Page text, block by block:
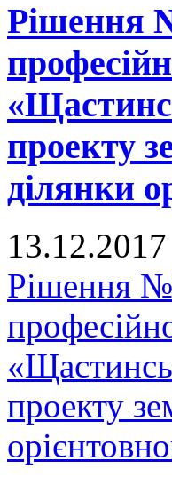
Рішення
проекту
ділянки
13.12.2017
Рішення
проекту